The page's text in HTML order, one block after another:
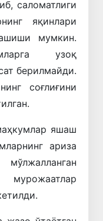
саломатлиги
яқинлари
мумкин.
узоқ
берилмайди.
соғлиғини
яшаш
ариза
мурожаатлар